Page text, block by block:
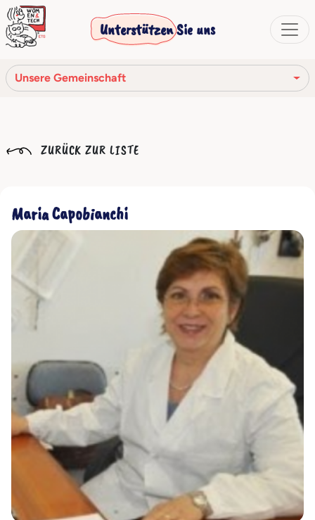
Unterstützen Sie uns
Unsere Gemeinschaft
Unsere Geschichte
Verhaltenskodex
Unser Netzwerk
Unsere Gemeinschaft
ZURÜCK ZUR LISTE
Maria Capobianchi